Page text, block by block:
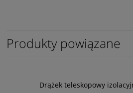
Produkty powiązane
Drążek teleskopowy